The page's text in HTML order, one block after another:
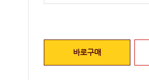
바로구매